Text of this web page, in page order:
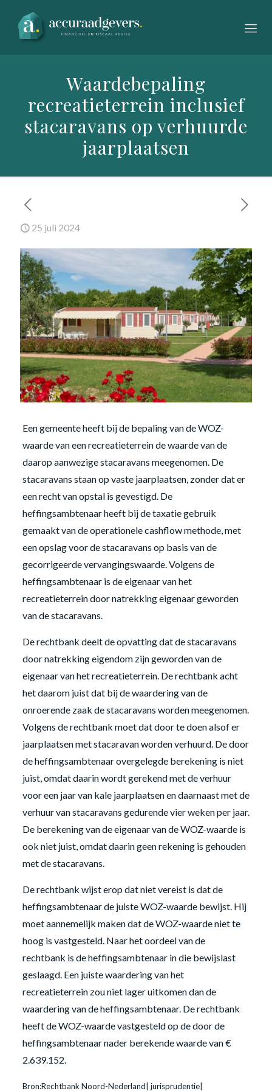
Waardebepaling
recreatieterrein inclusief
stacaravans op verhuurde
jaarplaatsen
25 juli 2024
Een gemeente heeft bij de bepaling van de WOZ-
waarde van een recreatieterrein de waarde van de
daarop aanwezige stacaravans meegenomen. De
stacaravans staan op vaste jaarplaatsen, zonder dat er
een recht van opstal is gevestigd. De
heffingsambtenaar heeft bij de taxatie gebruik
gemaakt van de operationele cashflow methode, met
een opslag voor de stacaravans op basis van de
gecorrigeerde vervangingswaarde. Volgens de
heffingsambtenaar is de eigenaar van het
recreatieterrein door natrekking eigenaar geworden
van de stacaravans.
De rechtbank deelt de opvatting dat de stacaravans
door natrekking eigendom zijn geworden van de
eigenaar van het recreatieterrein. De rechtbank acht
het daarom juist dat bij de waardering van de
onroerende zaak de stacaravans worden meegenomen.
Volgens de rechtbank moet dat door te doen alsof er
jaarplaatsen met stacaravan worden verhuurd. De door
de heffingsambtenaar overgelegde berekening is niet
juist, omdat daarin wordt gerekend met de verhuur
voor een jaar van kale jaarplaatsen en daarnaast met de
verhuur van stacaravans gedurende vier weken per jaar.
De berekening van de eigenaar van de WOZ-waarde is
ook niet juist, omdat daarin geen rekening is gehouden
met de stacaravans.
De rechtbank wijst erop dat niet vereist is dat de
heffingsambtenaar de juiste WOZ-waarde bewijst. Hij
moet aannemelijk maken dat de WOZ-waarde niet te
hoog is vastgesteld. Naar het oordeel van de
rechtbank is de heffingsambtenaar in die bewijslast
geslaagd. Een juiste waardering van het
recreatieterrein zou niet lager uitkomen dan de
waardering van de heffingsambtenaar. De rechtbank
heeft de WOZ-waarde vastgesteld op de door de
heffingsambtenaar nader berekende waarde van €
2.639.152.
Bron:Rechtbank Noord-Nederland| jurisprudentie|